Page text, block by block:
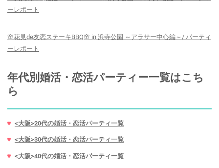
ーレポート
🌸花見de友恋ステーキBBQ🌸 in 浜寺公園 ～アラサー中心編～/ パーティ
ーレポート
年代別婚活・恋活パーティー一覧はこち
ら
<大阪>20代の婚活・恋活パーティ一覧
<大阪>30代の婚活・恋活パーティ一覧
<大阪>40代の婚活・恋活パーティ一覧